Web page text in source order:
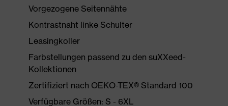
Vorgezogene Seitennähte
Kontrastnaht linke Schulter
Leasingkoller
Farbstellungen passend zu den suXXeed-
Kollektionen
Zertifiziert nach OEKO-TEX® Standard 100
Verfügbare Größen: S - 6XL